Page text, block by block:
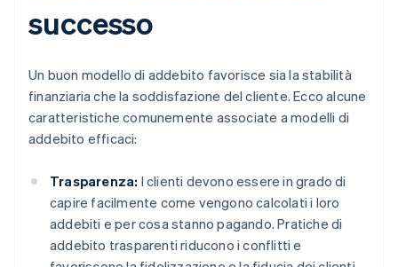
successo
Un buon modello di addebito favorisce sia la stabilità
finanziaria che la soddisfazione del cliente. Ecco alcune
caratteristiche comunemente associate a modelli di
addebito efficaci:
Trasparenza: I clienti devono essere in grado di
capire facilmente come vengono calcolati i loro
addebiti e per cosa stanno pagando. Pratiche di
addebito trasparenti riducono i conflitti e